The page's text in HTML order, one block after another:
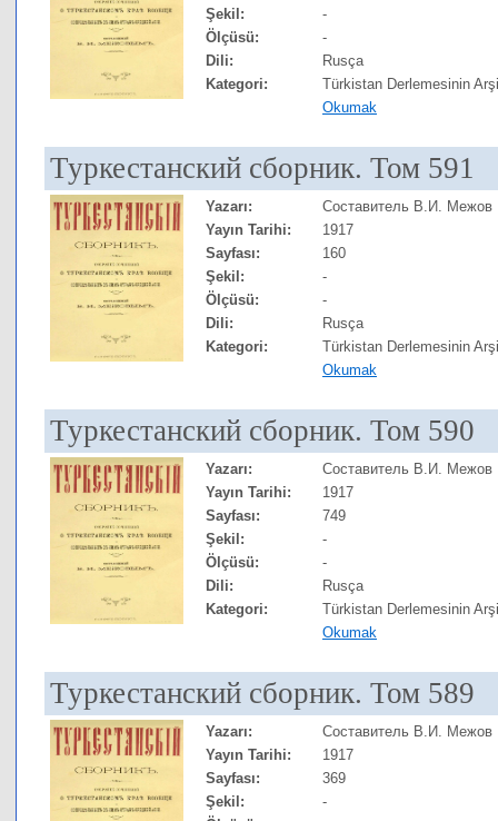
Şekil:
-
Ölçüsü:
-
Dili:
Rusça
Kategori:
Türkistan Derlemesinin
Okumak
Туркестанский сборник. Том 591
Yazarı:
Составитель В.И. Межов
Yayın Tarihi:
1917
Sayfası:
160
Şekil:
-
Ölçüsü:
-
Dili:
Rusça
Kategori:
Türkistan Derlemesinin
Okumak
Туркестанский сборник. Том 590
Yazarı:
Составитель В.И. Межов
Yayın Tarihi:
1917
Sayfası:
749
Şekil:
-
Ölçüsü:
-
Dili:
Rusça
Kategori:
Türkistan Derlemesinin
Okumak
Туркестанский сборник. Том 589
Yazarı:
Составитель В.И. Межов
Yayın Tarihi:
1917
Sayfası:
369
Şekil:
-